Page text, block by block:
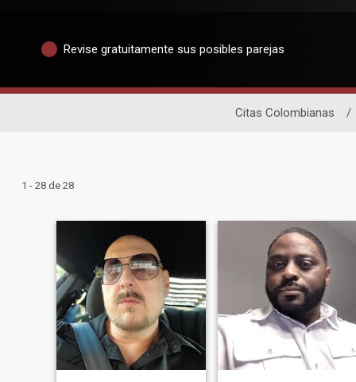
Revise gratuitamente sus posibles parejas
Citas Colombianas /
1 - 28 de 28